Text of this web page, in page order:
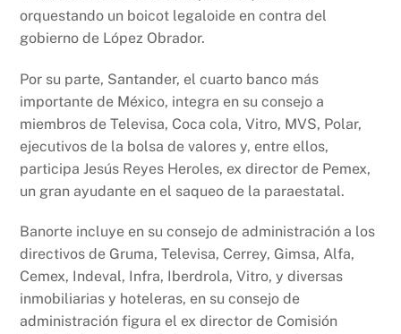
orquestando un boicot legaloide en contra del
gobierno de López Obrador.
Por su parte, Santander, el cuarto banco más
importante de México, integra en su consejo a
miembros de Televisa, Coca cola, Vitro, MVS, Polar,
ejecutivos de la bolsa de valores y, entre ellos,
participa Jesús Reyes Heroles, ex director de Pemex,
un gran ayudante en el saqueo de la paraestatal.
Banorte incluye en su consejo de administración a los
directivos de Gruma, Televisa, Cerrey, Gimsa, Alfa,
Cemex, Indeval, Infra, Iberdrola, Vitro, y diversas
inmobiliarias y hoteleras, en su consejo de
administración figura el ex director de Comisión